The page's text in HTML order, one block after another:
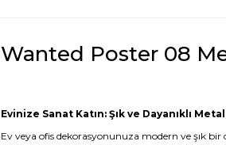
Wanted Poster 08
Evinize Sanat Katın: Şık ve Dayanıklı
Ev veya ofis dekorasyonunuza modern ve şık